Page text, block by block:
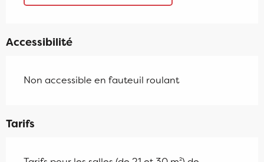
Accessibilité
Non accessible en fauteuil roulant
Tarifs